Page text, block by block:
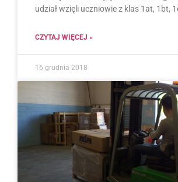
udział wzięli uczniowie z klas 1at, 1bt,
CZYTAJ WIĘCEJ »
16 grudnia 2018